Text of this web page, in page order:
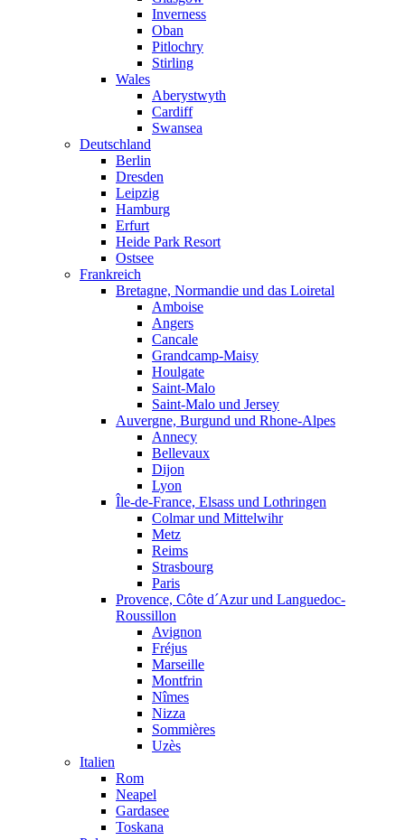
Inverness
Oban
Pitlochry
Stirling
Wales
Aberystwyth
Cardiff
Swansea
Deutschland
Berlin
Dresden
Leipzig
Hamburg
Erfurt
Heide Park Resort
Ostsee
Frankreich
Bretagne, Normandie und das Loiretal
Amboise
Angers
Cancale
Grandcamp-Maisy
Houlgate
Saint-Malo
Saint-Malo und Jersey
Auvergne, Burgund und Rhone-Alpes
Annecy
Bellevaux
Dijon
Lyon
Île-de-France, Elsass und Lothringen
Colmar und Mittelwihr
Metz
Reims
Strasbourg
Paris
Provence, Côte d´Azur und Languedoc-
Roussillon
Avignon
Fréjus
Marseille
Montfrin
Nîmes
Nizza
Sommières
Uzès
Italien
Rom
Neapel
Gardasee
Toskana